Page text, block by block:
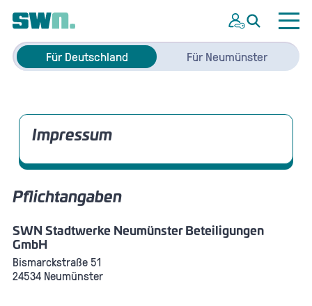
Für Deutschland Für Neumünster
Impressum
Pflichtangaben
SWN Stadtwerke Neumünster Beteiligungen
GmbH
Bismarckstraße 51
24534 Neumünster